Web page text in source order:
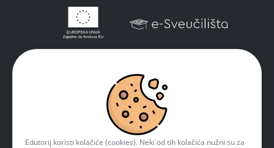
Edutorij koristi kolačiće (cookies). Neki od tih kolačića nužni su za